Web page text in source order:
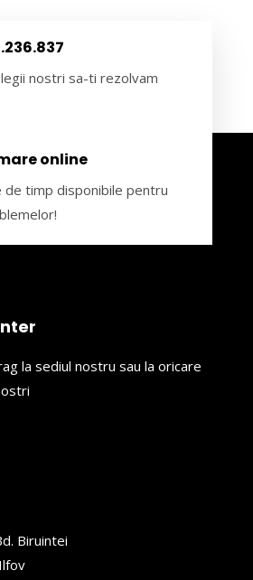
nostri sa-ti rezolvam
online
de timp disponibile pentru
la sediul nostru sau la oricare
Biruintei